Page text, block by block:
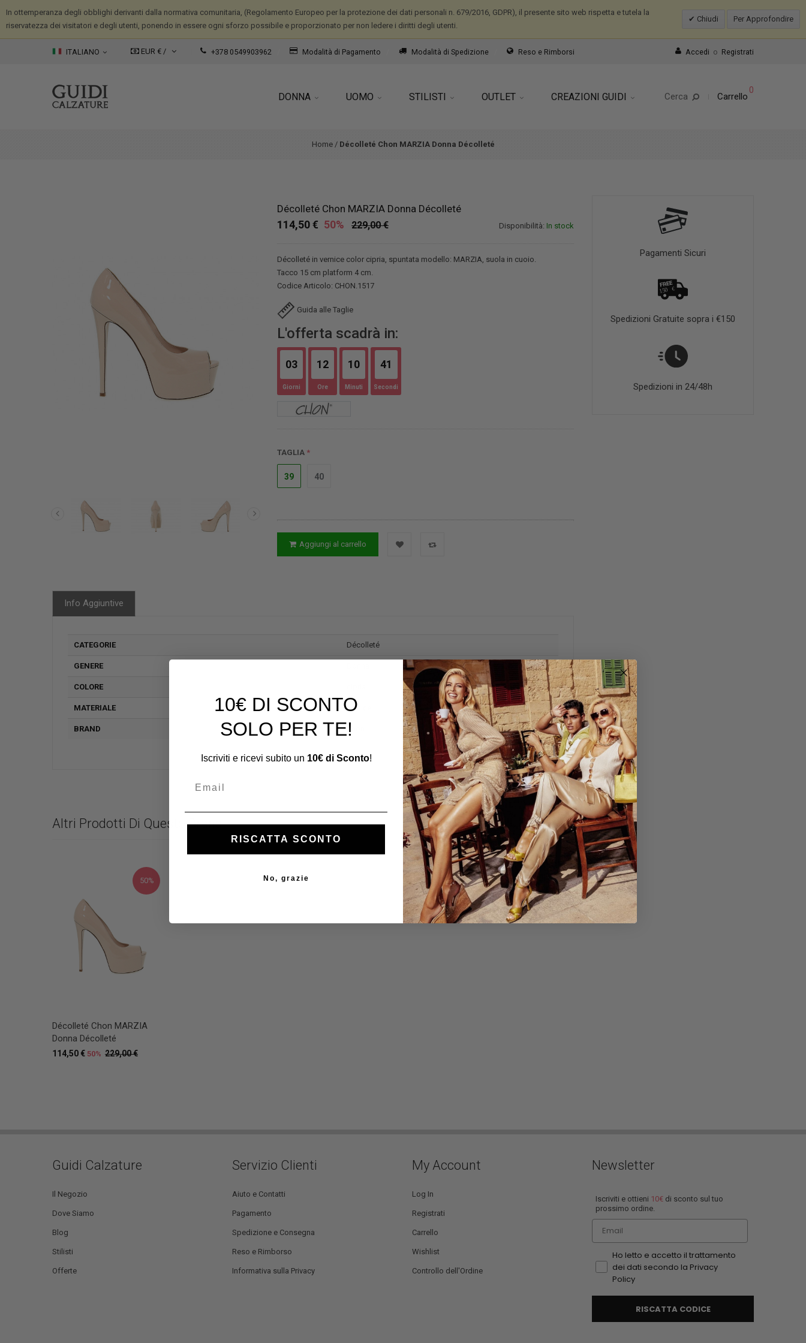
In ottemperanza degli obblighi derivanti dalla normativa comunitaria, (Regolamento Europeo per la protezione dei dati personali n. 679/2016, GDPR), il presente sito web rispetta e tutela la
riservatezza dei visitatori e degli utenti, ponendo in essere ogni sforzo possibile e proporzionato per non ledere i diritti degli utenti.
Chiudi Per Approfondire
ITALIANO EUR € / +378 0549903962 Modalità di Pagamento Modalità di Spedizione Reso e Rimborsi Accedi o Registrati
DONNA UOMO STILISTI OUTLET CREAZIONI GUIDI Cerca Carrello
0
Home / Décolleté Chon MARZIA Donna Décolleté
Décolleté Chon MARZIA Donna Décolleté
Disponibilità: In stock
229,00 €
114,50 € 50%
Décolleté in vernice color cipria, spuntata modello: MARZIA, suola in cuoio.
Tacco 15 cm platform 4 cm.
Codice Articolo: CHON.1517
Guida alle Taglie
L'offerta scadrà in:
03
Giorni
12
Ore
10
Minuti
40
Secondi
TAGLIA
39 40
Aggiungi al carrello
Info Aggiuntive
CATEGORIE Décolleté
GENERE
COLORE
MATERIALE vernice
BRAND Chon
Altri Prodotti Di Questo Brand
50%
Décolleté Chon MARZIA
Donna Décolleté
229,00 €
114,50 € 50%
Pagamenti Sicuri
Spedizioni Gratuite sopra i €150
Spedizioni in 24/48h
Guidi Calzature
Il Negozio
Dove Siamo
Blog
Stilisti
Offerte
Servizio Clienti
Aiuto e Contatti
Pagamento
Spedizione e Consegna
Reso e Rimborso
Informativa sulla Privacy
My Account
Log In
Registrati
Carrello
Wishlist
Controllo dell'Ordine
Newsletter
Iscriviti e ottieni 10€ di sconto sul tuo
prossimo ordine.
Ho letto e accetto il trattamento
dei dati secondo la Privacy
Policy
RISCATTA CODICE
10€ DI SCONTO
SOLO PER TE!
Iscriviti e ricevi subito un 10€ di Sconto!
RISCATTA SCONTO
No, grazie